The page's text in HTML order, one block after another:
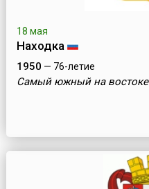
18 мая
Находка
1950 — 76-летие
Самый южный на востоке